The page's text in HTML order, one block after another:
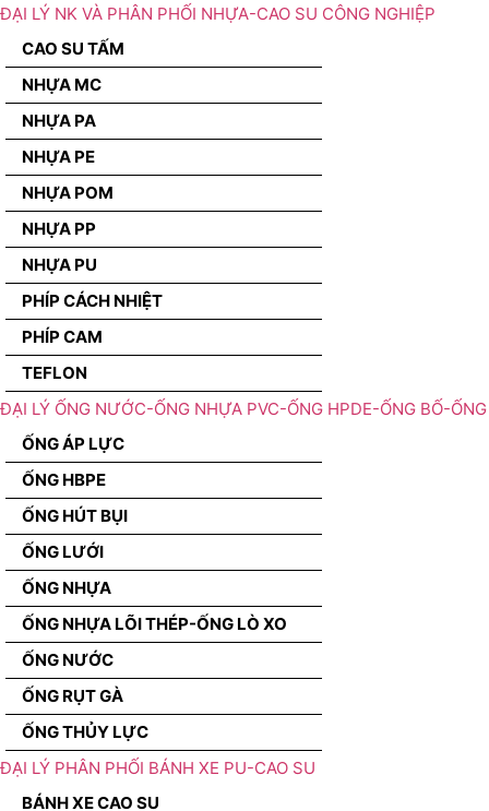
ĐẠI LÝ NK VÀ PHÂN PHỐI NHỰA-CAO SU CÔNG NGHIỆP
CAO SU TẤM
NHỰA MC
NHỰA PA
NHỰA PE
NHỰA POM
NHỰA PP
NHỰA PU
PHÍP CÁCH NHIỆT
PHÍP CAM
TEFLON
ĐẠI LÝ ỐNG NƯỚC-ỐNG NHỰA PVC-ỐNG HPDE-ỐNG BỐ-
ỐNG ÁP LỰC
ỐNG HBPE
ỐNG HÚT BỤI
ỐNG LƯỚI
ỐNG NHỰA
ỐNG NHỰA LÕI THÉP-ỐNG LÒ XO
ỐNG NƯỚC
ỐNG RỤT GÀ
ỐNG THỦY LỰC
ĐẠI LÝ PHÂN PHỐI BÁNH XE PU-CAO SU
BÁNH XE CAO SU